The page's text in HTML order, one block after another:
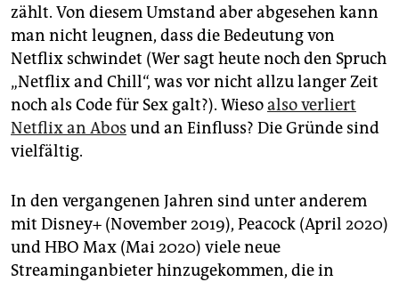
zählt. Von diesem Umstand aber abgesehen kann
man nicht leugnen, dass die Bedeutung von
Netflix schwindet (Wer sagt heute noch den Spruch
„Netflix and Chill“, was vor nicht allzu langer Zeit
noch als Code für Sex galt?). Wiesoalso verliert
Netflix an Abos und an Einfluss? Die Gründe sind
vielfältig.
In den vergangenen Jahren sind unter anderem
mit Disney+ (November 2019), Peacock (April 2020)
und HBO Max (Mai 2020) viele neue
Streaminganbieter hinzugekommen, die in